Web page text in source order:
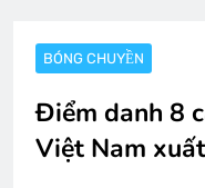
BÓNG CHUYỀN
Điểm danh 8
Việt Nam